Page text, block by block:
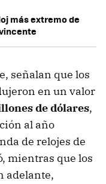
más extremo de
señalan que los
en un valor
de dólares,
al año
de relojes de
mientras que los
adelante,